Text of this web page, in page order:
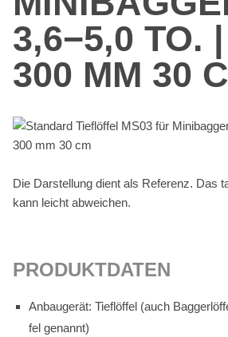
3,6−5,0 TO. |
300 MM 30
Die Dar­stel­lung dient als Re­fe­renz. Das
kann leicht ab­wei­chen.
PRO­DUKT­DA­TEN
An­bau­ge­rät: Tief­löf­fel (auch
fel ge­nannt)